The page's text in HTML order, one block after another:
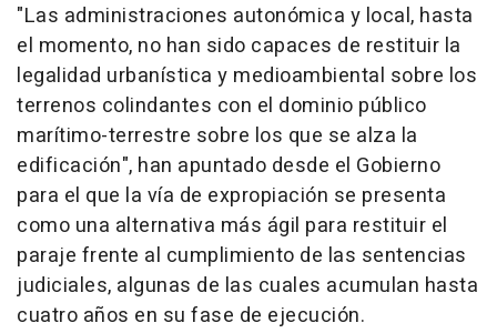
"Las administraciones autonómica y local, hasta
el momento, no han sido capaces de restituir la
legalidad urbanística y medioambiental sobre los
terrenos colindantes con el dominio público
marítimo-terrestre sobre los que se alza la
edificación", han apuntado desde el Gobierno
para el que la vía de expropiación se presenta
como una alternativa más ágil para restituir el
paraje frente al cumplimiento de las sentencias
judiciales, algunas de las cuales acumulan hasta
cuatro años en su fase de ejecución.